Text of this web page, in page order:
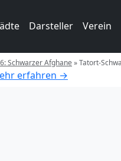
Darsteller Verein
Schwarzer Afghane»Tatort-
erfahren →